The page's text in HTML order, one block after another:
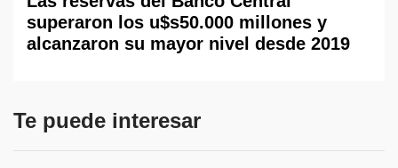
superaron los u$s50.000 millones y
alcanzaron su mayor nivel desde 2019
Te puede interesar